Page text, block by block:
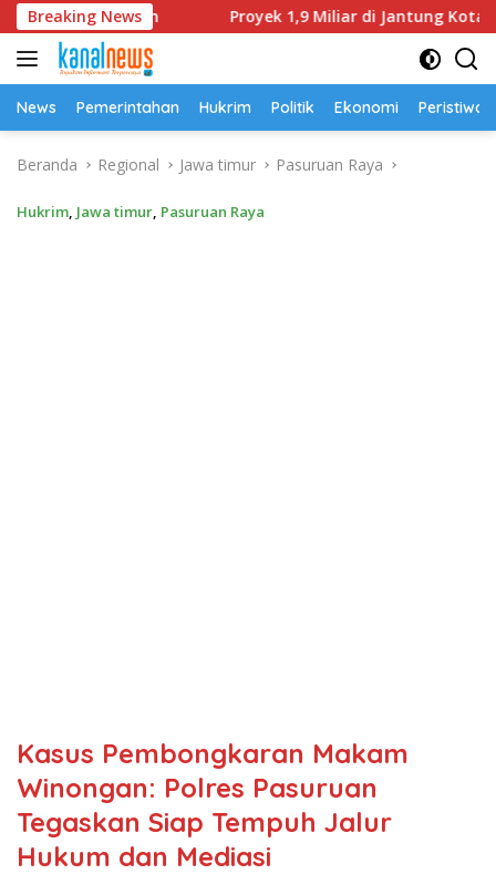
Langsung
ke
konten
Breaking News
Tanah Proyek 1,9 Miliar di Jantung Kota Ende
News Pemerintahan Hukrim Politik Ekonomi Peristiwa
Beranda Regional Jawa timur Pasuruan Raya
Hukrim, Jawa timur, Pasuruan Raya
Kasus Pembongkaran Makam
Winongan: Polres Pasuruan
Tegaskan Siap Tempuh Jalur
Hukum dan Mediasi